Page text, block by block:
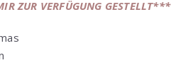
ZUR VERFÜGUNG GESTELLT***